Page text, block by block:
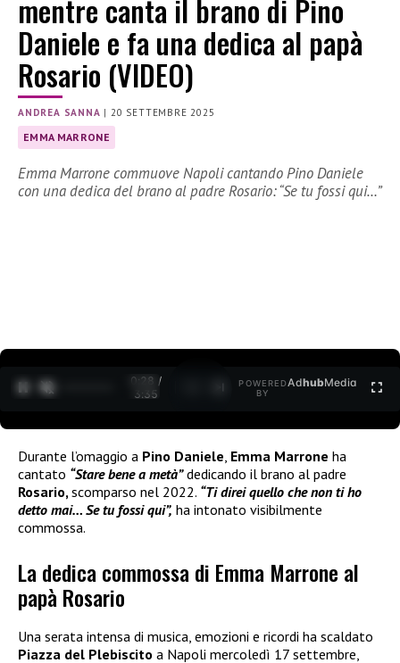
mentre canta il brano di Pino
Daniele e fa una dedica al papà
Rosario (VIDEO)
ANDREA SANNA |20 SETTEMBRE 2025
EMMA MARRONE
Emma Marrone commuove Napoli cantando Pino Daniele
con una dedica del brano al padre Rosario: “Se tu fossi qui…”
0:29 /
3:35
POWERED
BY
AdhubMedia
Durante l’omaggio a Pino Daniele Emma Marrone ha
cantato “Stare bene a metà”dedicando il brano al padre
Rosario, scomparso nel 2022. “Ti direi quello che non ti ho
detto mai… Se tu fossi qui”, ha intonato visibilmente
commossa.
La dedica commossa di Emma Marrone al
papà Rosario
Una serata intensa di musica, emozioni e ricordi ha scaldato
Piazza del Plebiscito a Napoli mercoledì 17 settembre,